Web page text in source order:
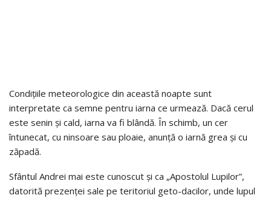
Condițiile meteorologice din această noapte sunt
interpretate ca semne pentru iarna ce urmează. Dacă cerul
este senin și cald, iarna va fi blândă. În schimb, un cer
întunecat, cu ninsoare sau ploaie, anunță o iarnă grea și cu
zăpadă.
Sfântul Andrei mai este cunoscut și ca „Apostolul Lupilor”,
datorită prezenței sale pe teritoriul geto-dacilor, unde lupul